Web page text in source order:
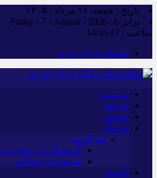
تاریخ : جمعه, ۱۶ مرداد , ۱۴۰۵
برابر با : Friday - 7 - August - 2026
ساعت : 14:35:18
تبلیغات ایران به‌روز
سیاست
اندیشه
حقوقی
فرهنگ
سرگرمی
گردشگری و مهاجرت
طبیعت و حیوانات
اقتصاد